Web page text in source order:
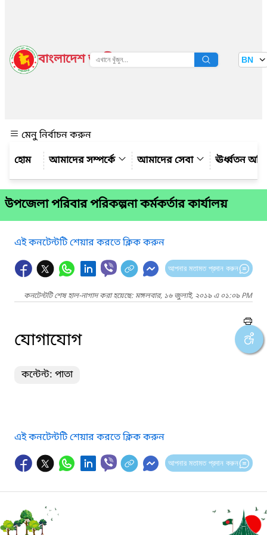
বাংলাদেশ জাতীয় তথ্য বাতায়ন BN
মেনু নির্বাচন করুন
আমাদের সম্পর্কে
আমাদের সেবা ঊর্ধ্বতন
উপজেলা পরিবার পরিকল্পনা কর্মকর্তার কার্যালয়
এই কনটেন্টটি শেয়ার করতে ক্লিক করুন
আপনার মতামত প্রদান করুন
কনটেন্টটি শেষ হাল-নাগাদ করা হয়েছে: মঙ্গলবার, ১৬ জুলাই, ২০১৯ এ ০১:০৯ PM
যোগাযোগ
কন্টেন্ট: পাতা
এই কনটেন্টটি শেয়ার করতে ক্লিক করুন
আপনার মতামত প্রদান করুন